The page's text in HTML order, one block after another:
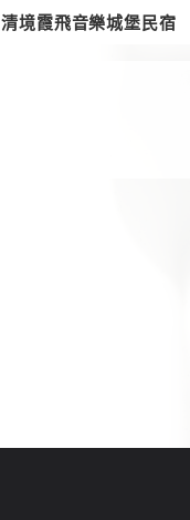
清境霞飛音樂城堡民宿